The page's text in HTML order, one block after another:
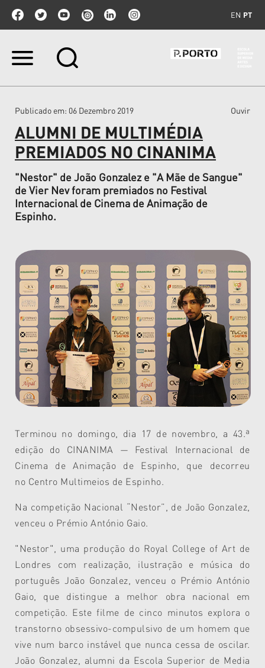
EN PT
Ir
Ir
navegação
Publicado em: 06 Dezembro 2019 Ouvir
ALUMNI DE MULTIMÉDIA
PREMIADOS NO CINANIMA
"Nestor" de João Gonzalez e "A Mãe de Sangue"
de Vier Nev foram premiados no Festival
Internacional de Cinema de Animação de
Espinho.
Terminou no domingo, dia 17 de novembro, a 43.ª
edição do CINANIMA — Festival Internacional de
Cinema de Animação de Espinho, que decorreu
no Centro Multimeios de Espinho.
Na competição Nacional “Nestor”, de João Gonzalez
venceu o Prémio António Gaio.
"Nestor", uma produção do Royal College of Art de
Londres com realização, ilustração e música do
português João Gonzalez, venceu o Prémio António
Gaio, que distingue a melhor obra nacional em
competição. Este filme de cinco minutos explora o
transtorno obsessivo-compulsivo de um homem que
vive num barco instável que nunca cessa de oscilar.
João Gonzalez, alumni da Escola Superior de Media